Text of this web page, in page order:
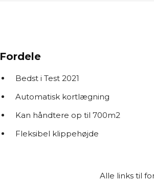
kan håndtere udfordrende terræn med
ro i sindet, selv hvis din have har
Bosch Indego M700 har også vundet
Test 2021," hvilket vidner om dens
Fordele
Bedst i Test 2021
Automatisk kortlægning
Kan håndtere op til 700m2
Fleksibel klippehøjde
Alle links til